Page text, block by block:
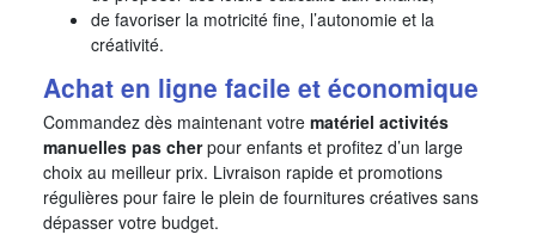
de favoriser la motricité fine, l’autonomie et la
créativité.
Achat en ligne facile et économique
Commandez dès maintenant votre matériel activités
manuelles pas cherpour enfants et profitez d’un large
choix au meilleur prix. Livraison rapide et promotions
régulières pour faire le plein de fournitures créatives sans
dépasser votre budget.